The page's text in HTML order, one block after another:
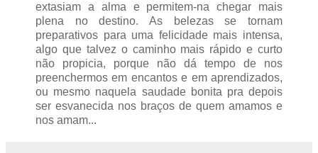
extasiam a alma e permitem-na chegar mais
plena no destino. As belezas se tornam
preparativos para uma felicidade mais intensa,
algo que talvez o caminho mais rápido e curto
não propicia, porque não dá tempo de nos
preenchermos em encantos e em aprendizados,
ou mesmo naquela saudade bonita pra depois
ser esvanecida nos braços de quem amamos e
nos amam...